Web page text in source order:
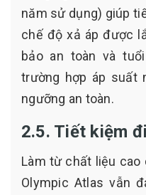
năm sử dụng) giúp
chế độ xả áp được
bảo an toàn và
trường hợp áp suất
ngưỡng an toàn.
2.5. Tiết kiệm
Làm từ chất liệu cao
Olympic Atlas vẫn